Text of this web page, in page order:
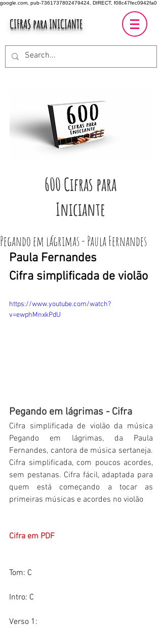
google.com, pub-7361737802479424, DIRECT, f08c47fec0942fa0
CIFRAS para INICIANTE
600 Cifras para
Iniciante
Pegando em lágrimas - Paula Fernandes
Paula Fernandes
Cifra simplificada de violão
https://www.youtube.com/watch?
v=ewphMnxkPdU
Pegando em lágrimas - Cifra
Cifra simplificada de violão da música
Pegando em lágrimas, da Paula
Fernandes, cantora de música sertaneja.
Cifra simplificada, com poucos acordes,
sem pestanas. Cifra fácil, adaptada para
quem está começando a tocar as
primeiras músicas e acordes no violão
​Cifra em PDF
Tom: C
Intro: C
Verso 1: